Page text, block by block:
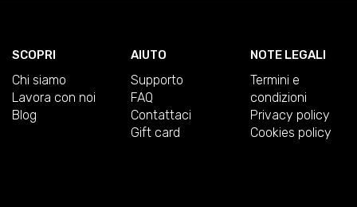
SCOPRI
Chi siamo
Lavora con noi
Blog
AIUTO
Supporto
FAQ
Contattaci
Gift card
NOTE LEGALI
Termini e
condizioni
Privacy policy
Cookies policy